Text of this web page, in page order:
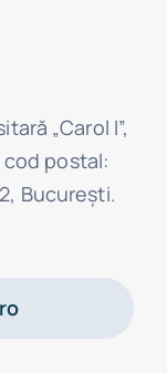
„Carol I”,
cod postal:
Bucureşti.